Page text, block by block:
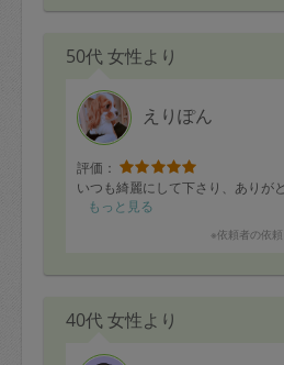
冷蔵庫の野菜は出来る限り使い切
た次回も楽しみにしています。
50代 女性より
えりぽん
評価：
いつも綺麗にして下さり、ありが
もっと見る
※依頼者の依
40代 女性より